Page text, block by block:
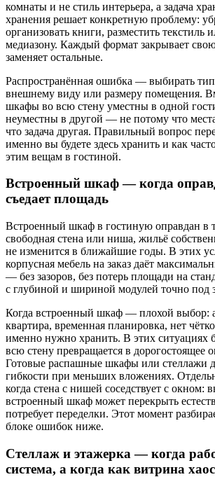
комнаты и не стиль интерьера, а задача
хранения решает конкретную проблему:
организовать книги, разместить текстиль
медиазону. Каждый формат закрывает
заменяет остальные.
Распространённая ошибка — выбирать
внешнему виду или размеру помещения.
шкафы во всю стену уместны в одной
неуместны в другой — не потому что
что задача другая. Правильный вопрос
именно вы будете здесь хранить и как
этим вещам в гостиной.
Встроенный шкаф — когда
съедает площадь
Встроенный шкаф в гостиную оправдан в
свободная стена или ниша, жильё
не изменится в ближайшие годы. В этих
корпусная мебель на заказ даёт
— без зазоров, без потерь площади на
с глубиной и шириной модулей точно под
Когда встроенный шкаф — плохой выбор:
квартира, временная планировка, нет
именно нужно хранить. В этих ситуациях
всю стену превращается в дорогостоящее
Готовые распашные шкафы или стеллажи
гибкости при меньших вложениях.
когда стена с нишей соседствует с окном:
встроенный шкаф может перекрыть
потребует переделки. Этот момент
блоке ошибок ниже.
Стеллаж и этажерка — когда
система, а когда как витрина